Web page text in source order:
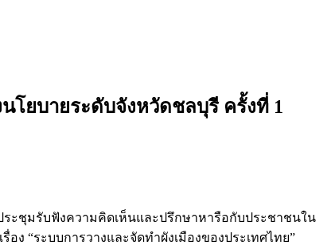
โยบายระดับจังหวัดชลบุรี ครั้งที่ 1
ระชุมรับฟังความคิดเห็นและปรึกษาหารือกับประชาชนใน
ง “ระบบการวางและจัดทำผังเมืองของประเทศไทย”